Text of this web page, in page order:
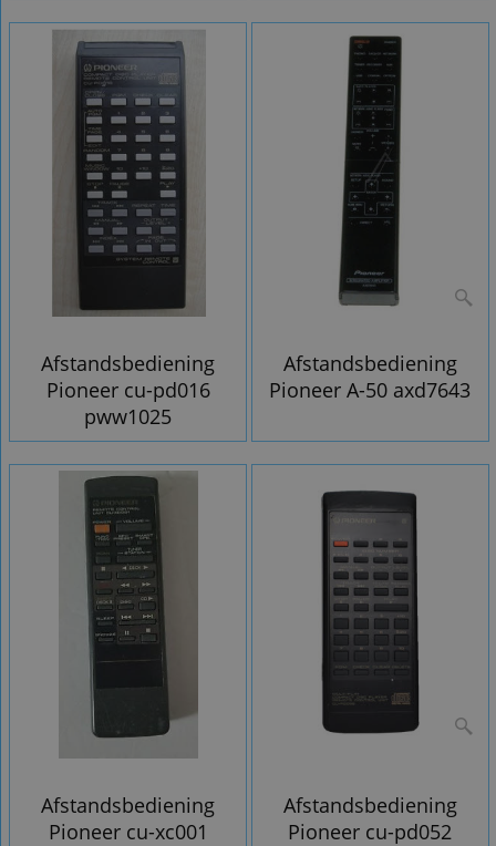
Afstandsbediening
Pioneer cu-pd016
pww1025
Afstandsbediening
Pioneer A-50 axd7643
Afstandsbediening
Pioneer cu-xc001
Afstandsbediening
Pioneer cu-pd052